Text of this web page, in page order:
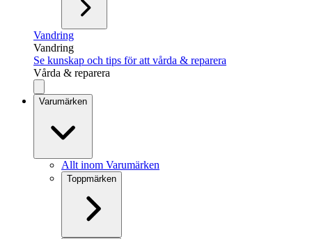
Vandring
Vandring
Se kunskap och tips för att vårda & reparera
Vårda & reparera
Varumärken
Allt inom Varumärken
Toppmärken